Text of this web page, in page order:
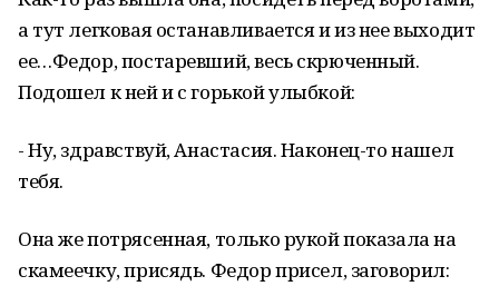
а тут легковая останавливается и из нее выходит
ее…Федор, постаревший, весь скрюченный.
Подошел к ней и с горькой улыбкой:
- Ну, здравствуй, Анастасия. Наконец-то нашел
тебя.
Она же потрясенная, только рукой показала на
скамеечку, присядь. Федор присел, заговорил: